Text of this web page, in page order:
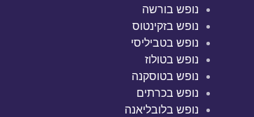
נופש בורשה
נופש בזקינטוס
נופש בטביליסי
נופש בטולוז
נופש בטוסקנה
נופש בכרתים
נופש בלובליאנה